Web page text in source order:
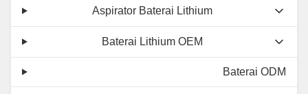
Aspirator Baterai Lithium
Baterai Lithium OEM
Baterai ODM